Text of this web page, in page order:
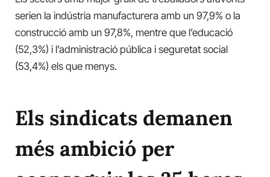
serien la indústria manufacturera amb un 97,9% o la
construcció amb un 97,8%, mentre que l’educació
(52,3%) i l’administració pública i seguretat social
(53,4%) els que menys.
Els sindicats demanen
més ambició per